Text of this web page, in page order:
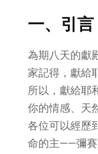
一、引言
為期八天的獻
家記得，獻給
所以，獻給耶
你的情感、天
各位可以經歷
命的主——彌賽